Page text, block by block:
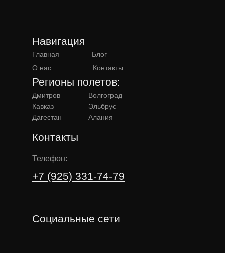
Социальные сети
Контакты
+7 (925) 331-74-79
Телефон:
Регионы полетов:
Навигация
Блог
Контакты
Волгоград
Алания
Эльбрус
Дагестан
Кавказ
Дмитров
О нас
Главная